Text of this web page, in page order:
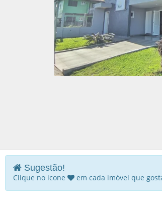
Sugestão!
Clique no icone em cada imóvel que